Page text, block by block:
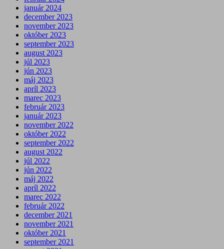
január 2024
december 2023
november 2023
október 2023
september 2023
august 2023
júl 2023
jún 2023
máj 2023
apríl 2023
marec 2023
február 2023
január 2023
november 2022
október 2022
september 2022
august 2022
júl 2022
jún 2022
máj 2022
apríl 2022
marec 2022
február 2022
december 2021
november 2021
október 2021
september 2021